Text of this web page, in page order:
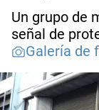
Un grupo de
señal de
Galería de